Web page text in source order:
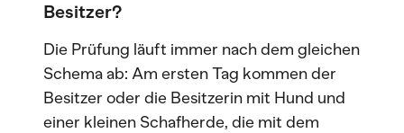
Besitzer?
Die Prüfung läuft immer nach dem gleichen
Schema ab: Am ersten Tag kommen der
Besitzer oder die Besitzerin mit Hund und
einer kleinen Schafherde, die mit dem